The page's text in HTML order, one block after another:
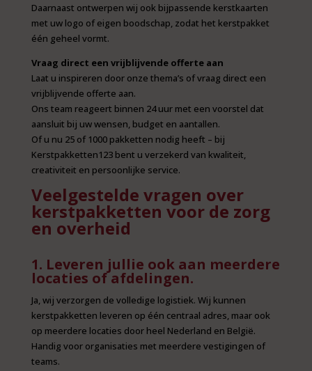
Daarnaast ontwerpen wij ook bijpassende kerstkaarten
met uw logo of eigen boodschap, zodat het kerstpakket
één geheel vormt.
Vraag direct een vrijblijvende offerte aan
Laat u inspireren door onze thema’s of vraag direct een
vrijblijvende offerte aan.
Ons team reageert binnen 24 uur met een voorstel dat
aansluit bij uw wensen, budget en aantallen.
Of u nu 25 of 1000 pakketten nodig heeft – bij
Kerstpakketten123 bent u verzekerd van kwaliteit,
creativiteit en persoonlijke service.
Veelgestelde vragen over
kerstpakketten voor de zorg
en overheid
1. Leveren jullie ook aan meerdere
locaties of afdelingen.
Ja, wij verzorgen de volledige logistiek. Wij kunnen
kerstpakketten leveren op één centraal adres, maar ook
op meerdere locaties door heel Nederland en België.
Handig voor organisaties met meerdere vestigingen of
teams.